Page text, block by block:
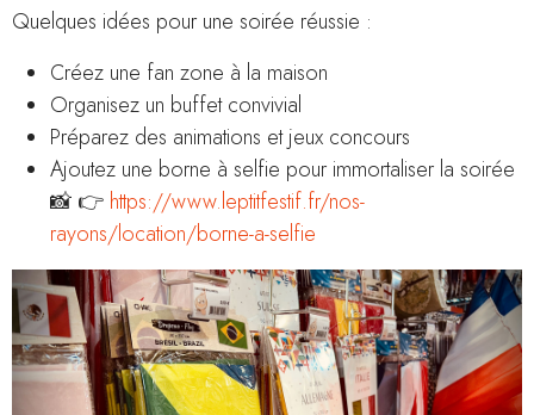
Quelques idées pour une soirée réussie :
Créez une fan zone à la maison
Organisez un buffet convivial
Préparez des animations et jeux concours
Ajoutez une borne à selfie pour immortaliser la soirée
📸 👉 https://www.leptitfestif.fr/nos-
rayons/location/borne-a-selfie